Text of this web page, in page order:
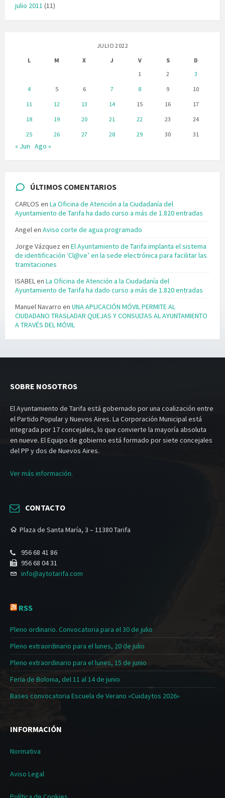
julio 2011 (11)
JULIO 2022
L
M X J V S
D
1
2
3
4
5 6 7 8 9
10
11
12 13 14 15 16
17
18
19 20 21 22 23
24
25
26 27 28 29 30 31
« Jun Ago »
ÚLTIMOS COMENTARIOS
CARLOS en La Oficina de Atención a la Ciudadanía del
Ayuntamiento de Tarifa ha dado curso a más de 1.820 entradas
Angelen Aviso corte de agua programado
Jorge Vázquez en El Ayuntamiento de Tarifa implanta el sistema
de identificación ‘Cl@ve’ en la sede electrónica para facilitar las
tramitaciones
ISABELen La Oficina de Atención a la Ciudadanía del
Ayuntamiento de Tarifa ha dado curso a más de 1.820 entradas
Manuel Navarro en UNA APLICACIÓN MÓVIL PERMITE AL
CIUDADANO TRASLADAR QUEJAS Y CONSULTAS AL AYUNTAMIENTO
A TRAVÉS DEL MÓVIL
SOBRE NOSOTROS
El Ayuntamiento de Tarifa está gobernado por una coalización entre
el Partido Popular y Nuevos Aires. La Corporación Municipal está
integrada por 17 concejales, lo que convierte la mayoría absoluta
en nueve. El Equipo de gobierno está formado por siete concejales
del PP y dos de Nuevos Aires.
Ver más información.
CONTACTO
Plaza de Santa María, 3 – 11380 Tarifa
956 68 41 86
956 68 04 31
info@aytotarifa.com
RSS
Pleno ordinario. Convocatoria para el 30 de julio
Pleno extraordinario para el lunes, 20 de julio
Pleno extraordinario para el lunes, 15 de junio
Feria de Bolonia, del 11 al 14 de junio
Bases convocatoria Escuela de Verano «Cuidaytos 2026»
INFORMACIÓN
Normativa
Aviso Legal